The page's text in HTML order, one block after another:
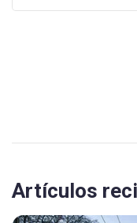
Artículos